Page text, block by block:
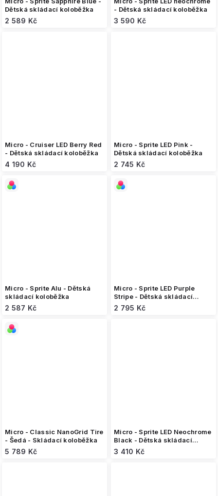
Dětská skládací koloběžka
2 589 Kč
- Dětská skládací koloběžka
3 590 Kč
Micro - Cruiser LED Berry Red
- Dětská skládací koloběžka
4 190 Kč
Micro - Sprite LED Pink -
Dětská skládací koloběžka
2 745 Kč
Micro - Sprite Alu - Dětská
skládací koloběžka
2 587 Kč
Micro - Sprite LED Purple
Stripe - Dětská skládací
koloběžka
2 795 Kč
Micro - Classic NanoGrid Tire
- Šedá - Skládací koloběžka
5 789 Kč
Micro - Sprite LED Neochrome
Black - Dětská skládací
koloběžka
3 410 Kč